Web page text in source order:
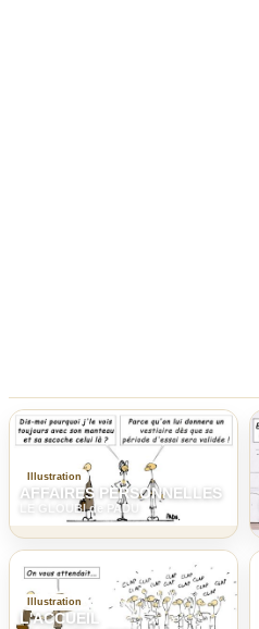
Illustration
AFFAIRES PERSONNELLES
LE GLOUBI de PADU
Illustration
L'ACCUEIL